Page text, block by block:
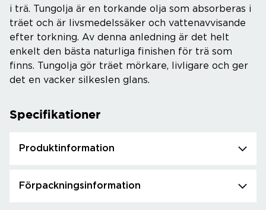
i trä. Tungolja är en torkande olja som absorberas i
träet och är livsmedelssäker och vattenavvisande
efter torkning. Av denna anledning är det helt
enkelt den bästa naturliga finishen för trä som
finns. Tungolja gör träet mörkare, livligare och ger
det en vacker silkeslen glans.
Specifikationer
Produktinformation
Förpackningsinformation